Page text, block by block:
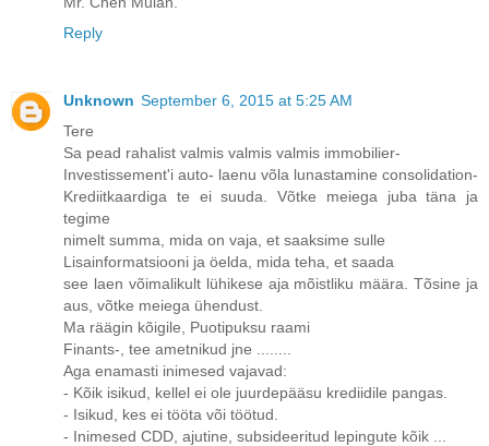
Reply
Unknown September 6, 2015 at 5:25 AM
Tere
Sa pead rahalist valmis valmis valmis immobilier-
Investissement'i auto- laenu võla lunastamine consolidation-
Krediitkaardiga te ei suuda. Võtke meiega juba täna ja
tegime
nimelt summa, mida on vaja, et saaksime sulle
Lisainformatsiooni ja öelda, mida teha, et saada
see laen võimalikult lühikese aja mõistliku määra. Tõsine ja
aus, võtke meiega ühendust.
Ma räägin kõigile, Puotipuksu raami
Finants-, tee ametnikud jne ........
Aga enamasti inimesed vajavad:
- Kõik isikud, kellel ei ole juurdepääsu krediidile pangas.
- Isikud, kes ei tööta või töötud.
- Inimesed CDD, ajutine, subsideeritud lepingute kõik ...